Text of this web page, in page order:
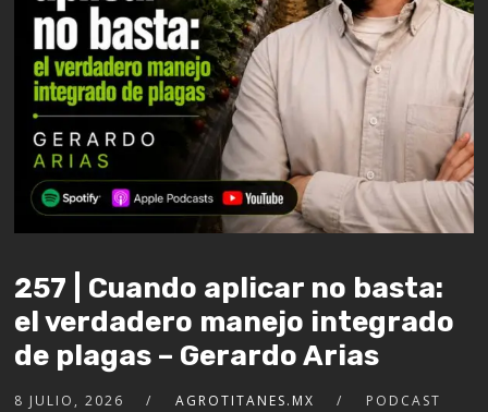
257 | Cuando aplicar no basta:
el verdadero manejo integrado
de plagas – Gerardo Arias
8 JULIO, 2026 AGROTITANES.MX
PODCAST